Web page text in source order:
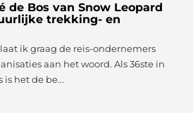
de Bos van Snow Leopard
trekking- en
ik graag de reis-ondernemers
aan het woord. Als 36ste in
is het de be...